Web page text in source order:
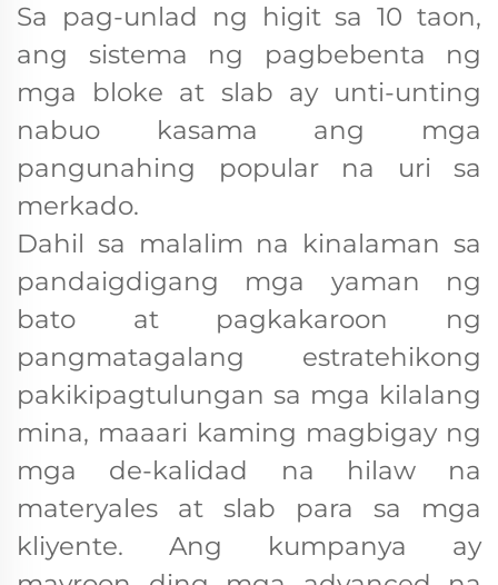
Sa pag-unlad ng higit sa 10 taon,
ang sistema ng pagbebenta ng
mga bloke at slab ay unti-unting
nabuo kasama ang mga
pangunahing popular na uri sa
merkado.
Dahil sa malalim na kinalaman sa
pandaigdigang mga yaman ng
bato at pagkakaroon ng
pangmatagalang estratehikong
pakikipagtulungan sa mga kilalang
mina, maaari kaming magbigay ng
mga de-kalidad na hilaw na
materyales at slab para sa mga
kliyente. Ang kumpanya ay